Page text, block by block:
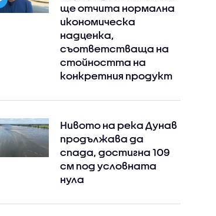
ще отчита нормална
икономическа
надценка,
съответстваща на
стойността на
конкретния продукт
Нивото на река Дунав
продължава да
спада, достигна 109
см под условната
нула